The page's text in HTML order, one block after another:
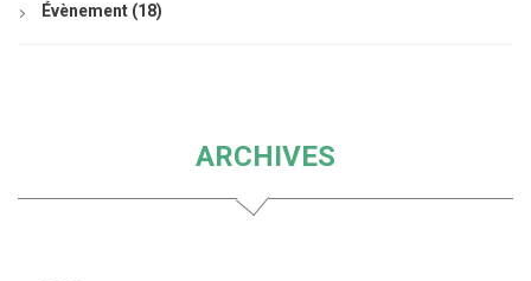
Évènement (18)
ARCHIVES